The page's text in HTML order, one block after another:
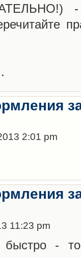
2:01 pm
11:23 pm
-